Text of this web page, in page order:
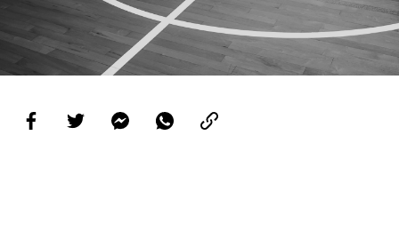
PROJETOS
LIGA BETCLIC MASCULINA